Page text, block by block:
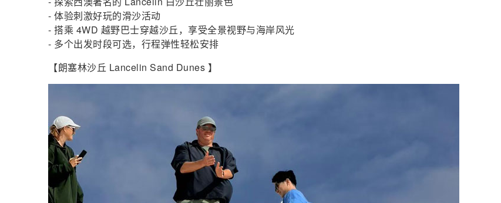
- 体验刺激好玩的滑沙活动
- 搭乘 4WD 越野巴士穿越沙丘，享受全景视野与海岸风光
- 多个出发时段可选，行程弹性轻松安排
【朗塞林沙丘 Lancelin Sand Dunes 】